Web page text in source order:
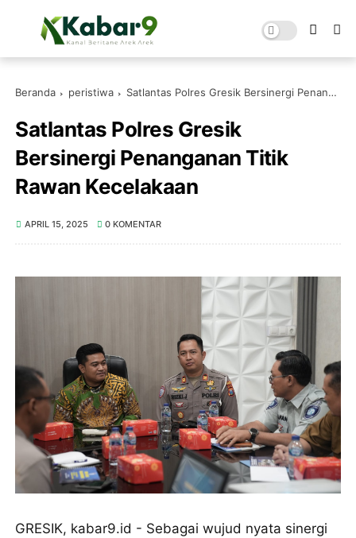
Beranda peristiwa Satlantas Polres Gresik Bersinergi Penanganan Titik Rawan Kecelakaan
Satlantas Polres Gresik
Bersinergi Penanganan Titik
Rawan Kecelakaan
APRIL 15, 2025 0 KOMENTAR
GRESIK, kabar9.id - Sebagai wujud nyata sinergi